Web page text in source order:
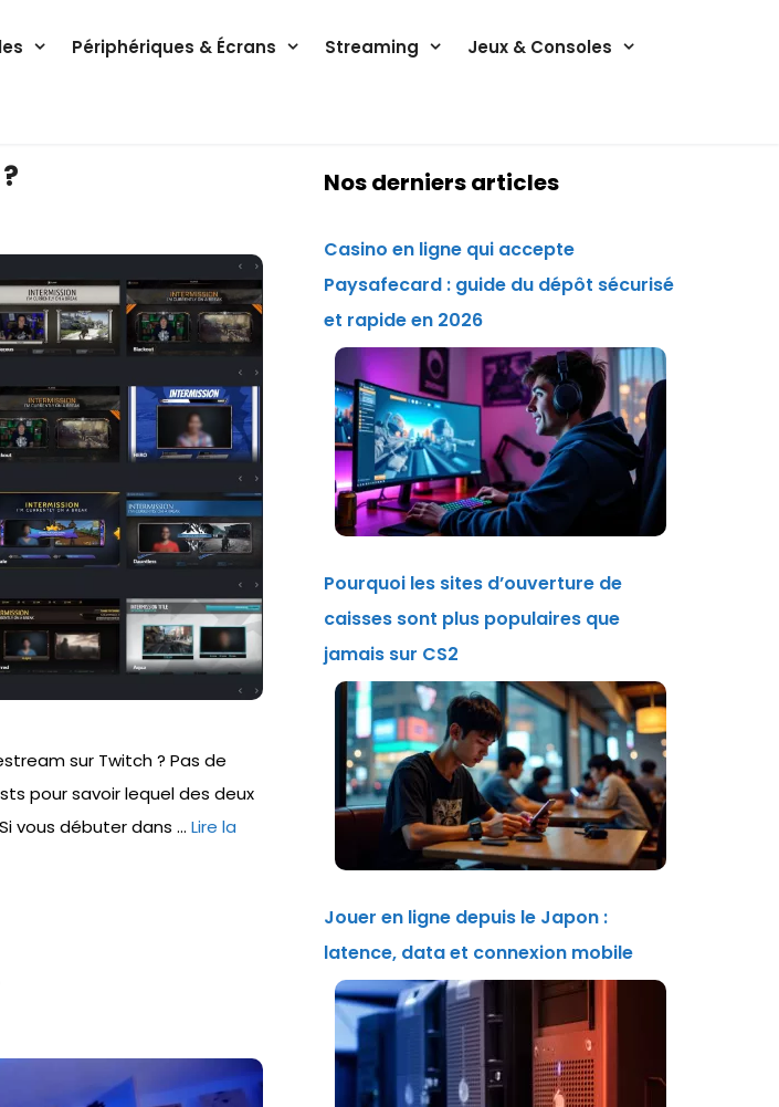
Périphériques & Écrans Streaming Jeux & Consoles
sur Twitch ? Pas de
pour savoir lequel des deux
vous débuter dans … Lire la
Nos derniers articles
Casino en ligne qui accepte
Paysafecard : guide du dépôt sécurisé
et rapide en 2026
Pourquoi les sites d’ouverture de
caisses sont plus populaires que
jamais sur CS2
Jouer en ligne depuis le Japon :
latence, data et connexion mobile